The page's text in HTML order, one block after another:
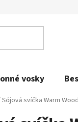
vosky
Sójová svíčka Warm